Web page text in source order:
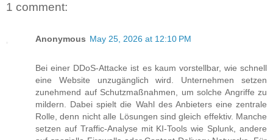
1 comment:
Anonymous May 25, 2026 at 12:10 PM
Bei einer DDoS-Attacke ist es kaum vorstellbar, wie schnell
eine Website unzugänglich wird. Unternehmen setzen
zunehmend auf Schutzmaßnahmen, um solche Angriffe zu
mildern. Dabei spielt die Wahl des Anbieters eine zentrale
Rolle, denn nicht alle Lösungen sind gleich effektiv. Manche
setzen auf Traffic-Analyse mit KI-Tools wie Splunk, andere